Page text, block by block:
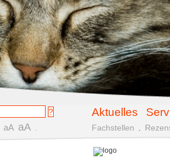
Aktuelles
aA aA Fachstellen